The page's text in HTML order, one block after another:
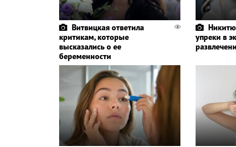
Витвицкая ответила
критикам, которые
высказались о ее
беременности
упреки в